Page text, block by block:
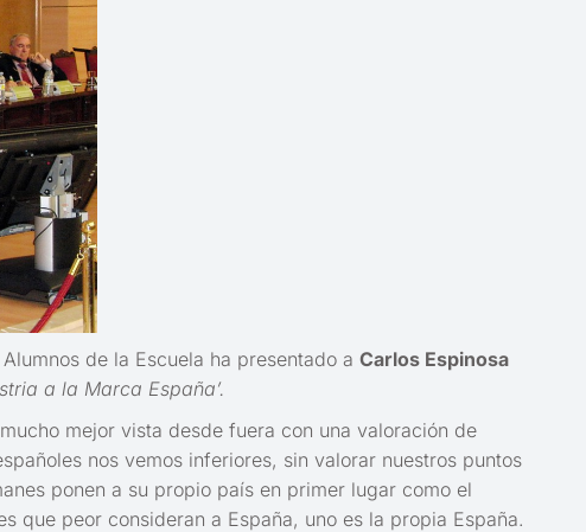
de la Escuela ha presentado a Carlos Espinosa
a la Marca España’.
mejor vista desde fuera con una valoración de
nos vemos inferiores, sin valorar nuestros puntos
ponen a su propio país en primer lugar como el
que peor consideran a España, uno es la propia España.